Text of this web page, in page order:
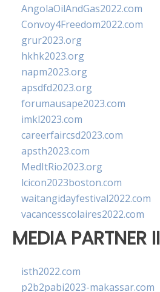
AngolaOilAndGas2022.com
Convoy4Freedom2022.com
grur2023.org
hkhk2023.org
napm2023.org
apsdfd2023.org
forumausape2023.com
imkl2023.com
careerfaircsd2023.com
apsth2023.com
MedItRio2023.org
lcicon2023boston.com
waitangidayfestival2022.com
vacancesscolaires2022.com
MEDIA PARTNER II
isth2022.com
p2b2pabi2023-makassar.com